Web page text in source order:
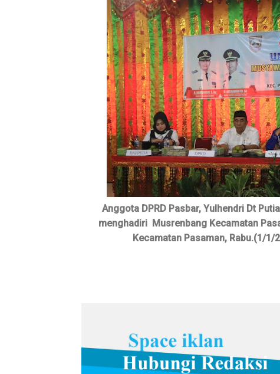
Anggota DPRD Pasbar, Yulhendri Dt
menghadiri Musrenbang Kecamatan
Kecamatan Pasaman, Rabu.(1/